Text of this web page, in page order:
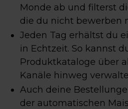
Monde ab und filterst
die du nicht bewerben
Jeden Tag erhältst du
in Echtzeit. So kannst
Produktkataloge über
Kanäle hinweg
Auch deine
der automatischen